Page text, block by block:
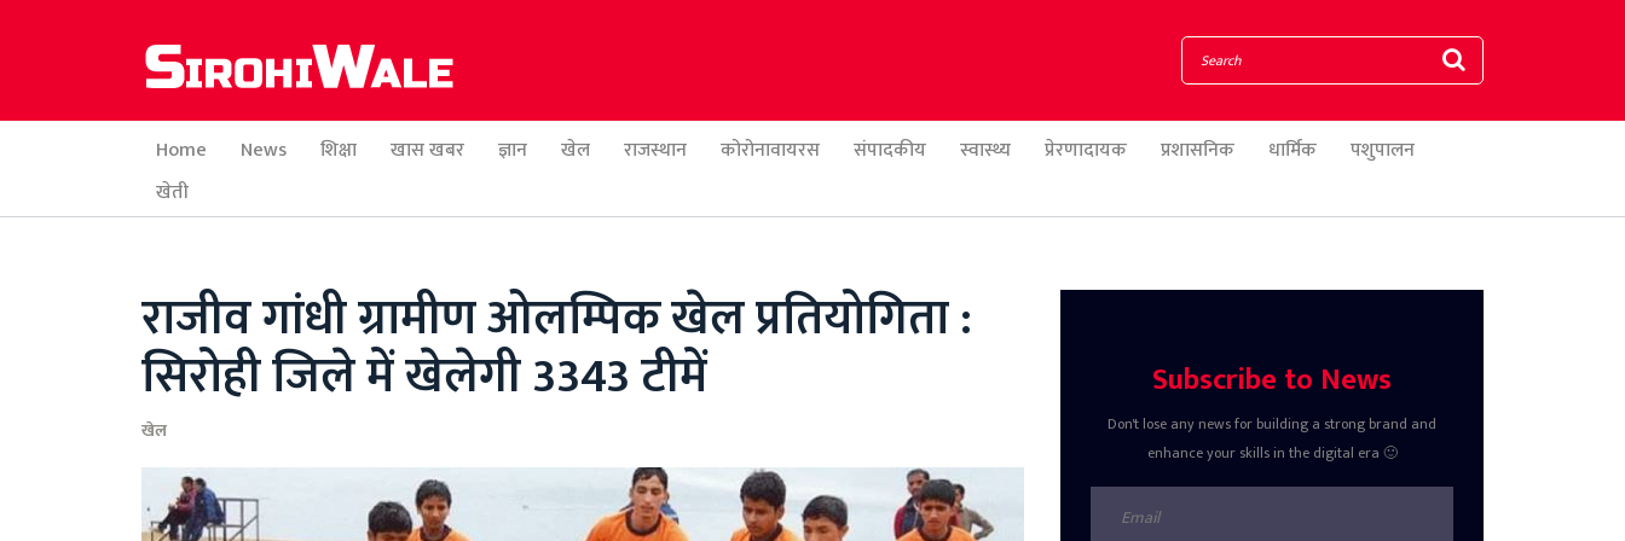
Home News शिक्षा खास खबर ज्ञान खेल राजस्थान कोरोनावायरस संपादकीय स्वास्थ्य प्रेरणादायक प्रशासनिक धार्मिक
पशुपालन
खेती
राजीव गांधी ग्रामीण ओलम्पिक खेल प्रतियोगिता :
सिरोही जिले में खेलेगी 3343 टीमें
खेल
Subscribe to News
Don't lose any news for building a strong brand and
enhance your skills in the digital era 🙂